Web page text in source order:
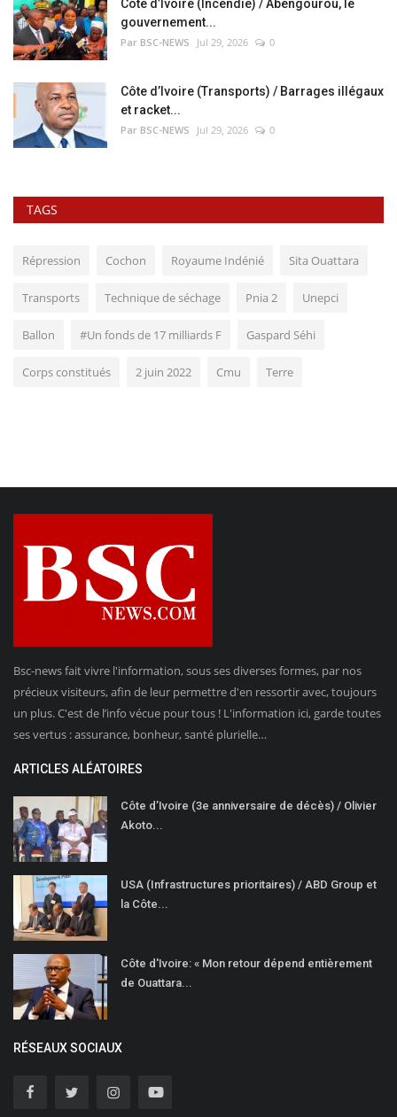
Côte d’Ivoire (Incendie) / Abengourou, le
gouvernement...
Par BSC-NEWS Jul 29, 2026 0
Côte d’Ivoire (Transports) / Barrages illégaux
et racket...
Par BSC-NEWS Jul 29, 2026 0
TAGS
Répression Cochon Royaume Indénié Sita Ouattara
Transports Technique de séchage Pnia 2 Unepci
Ballon #Un fonds de 17 milliards F Gaspard Séhi
Corps constitués 2 juin 2022 Cmu Terre
Bsc-news fait vivre l'information, sous ses diverses formes, par nos
précieux visiteurs, afin de leur permettre d'en ressortir avec, toujours
un plus. C'est de l’info vécue pour tous ! L'information ici, garde toutes
ses vertus : assurance, bonheur, santé plurielle…
ARTICLES ALÉATOIRES
Côte d’Ivoire (3e anniversaire de décès) / Olivier
Akoto...
USA (Infrastructures prioritaires) / ABD Group et
la Côte...
Côte d'Ivoire: « Mon retour dépend entièrement
de Ouattara...
RÉSEAUX SOCIAUX